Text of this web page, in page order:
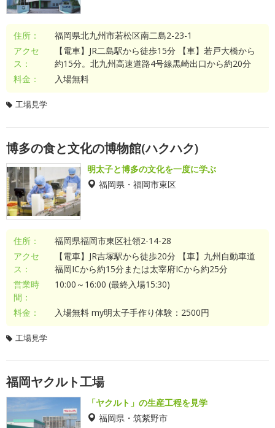
住所：
福岡県北九州市若松区南二島2-23-1
アクセ
ス：
【電車】JR二島駅から徒歩15分 【車】若戸大橋から
約15分。北九州高速道路4号線黒崎出口から約20分
料金：
入場無料
工場見学
博多の食と文化の博物館(ハクハク)
明太子と博多の文化を一度に学ぶ
福岡県・福岡市東区
住所：
福岡県福岡市東区社領2-14-28
アクセ
ス：
【電車】JR吉塚駅から徒歩20分 【車】九州自動車道
福岡ICから約15分または太宰府ICから約25分
営業時
間：
10:00～16:00 (最終入場15:30)
料金： 入場無料 my明太子手作り体験：2500円
工場見学
福岡ヤクルト工場
「ヤクルト」の生産工程を見学
福岡県・筑紫野市